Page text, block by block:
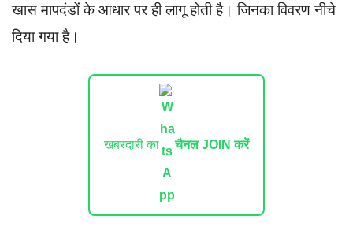
खास मापदंडों के आधार पर ही लागू होती है। जिनका विवरण नीचे
दिया गया है।
खबरदारी का चैनल JOIN करें